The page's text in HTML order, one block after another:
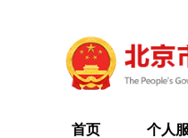
首页 个人